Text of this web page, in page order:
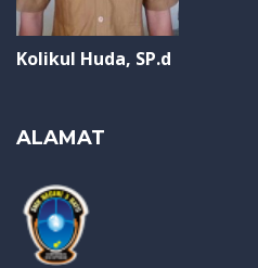
Kolikul Huda, SP.d
ALAMAT